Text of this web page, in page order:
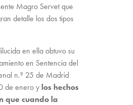
Magro Servet que
detalle los dos tipos
en ella obtuvo su
en Sentencia del
n.º 25 de Madrid
de enero y los hechos
que cuando la